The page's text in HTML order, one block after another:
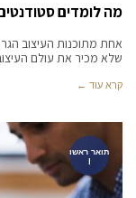
מה לומדים
אחת מתוכנות העיצוב
שלא מכיר את עולם
קרא עוד ←
תואר ראשו
ן